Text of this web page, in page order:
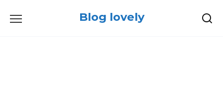
Blog lovely